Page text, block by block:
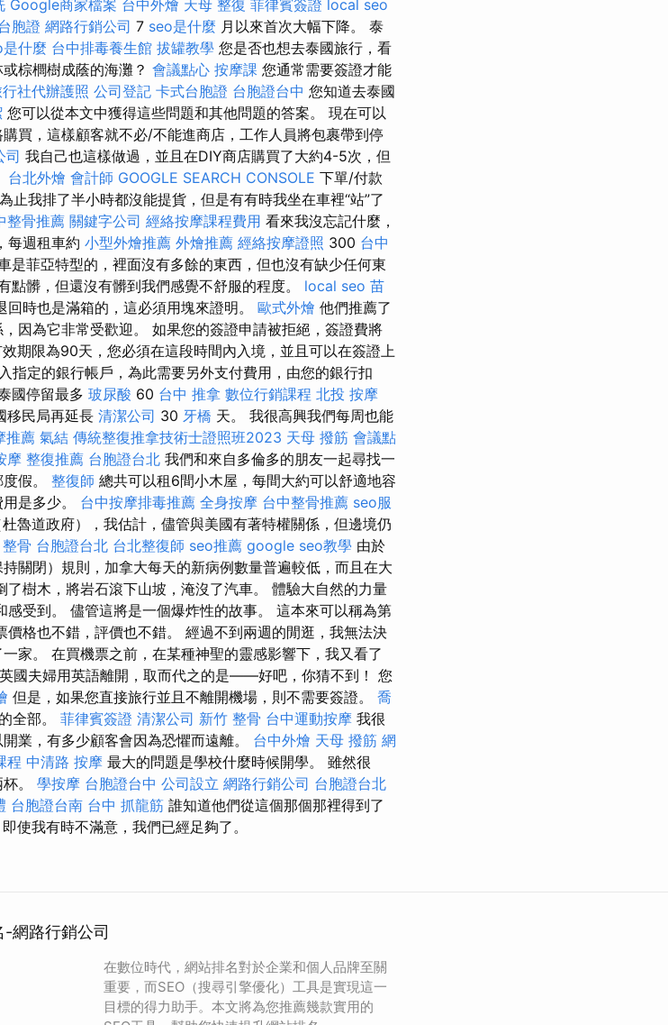
Google商家檔案 台中外燴 天母 整復 菲律賓簽證 local seo
胞證 網路行銷公司 7 seo是什麼 月以來首次大幅下降。 泰
什麼 台中排毒養生館 拔罐教學 您是否也想去泰國旅行，看
棕櫚樹成蔭的海灘？ 會議點心 按摩課 您通常需要簽證才能
社代辦護照 公司登記 卡式台胞證 台胞證台中 您知道去泰國
您可以從本文中獲得這些問題和其他問題的答案。 現在可以
買，這樣顧客就不必/不能進商店，工作人員將包裹帶到停
司 我自己也這樣做過，並且在DIY商店購買了大約4-5次，但
台北外燴 會計師 GOOGLE SEARCH CONSOLE 下單/付款
我排了半小時都沒能提貨，但是有有時我坐在車裡“站”了
整骨推薦 關鍵字公司 經絡按摩課程費用 看來我沒忘記什麼，
每週租車約 小型外燴推薦 外燴推薦 經絡按摩證照 300 台中
是菲亞特型的，裡面沒有多餘的東西，但也沒有缺少任何東
點髒，但還沒有髒到我們感覺不舒服的程度。 local seo 苗
時也是滿箱的，這必須用塊來證明。 歐式外燴 他們推薦了
因為它非常受歡迎。 如果您的簽證申請被拒絕，簽證費將
期限為90天，您必須在這段時間內入境，並且可以在簽證上
指定的銀行帳戶，為此需要另外支付費用，由您的銀行扣
國停留最多 玻尿酸 60 台中 推拿 數位行銷課程 北投 按摩
移民局再延長 清潔公司 30 牙橋 天。 我很高興我們每周也能
推薦 氣結 傳統整復推拿技術士證照班2023 天母 撥筋 會議點
摩 整復推薦 台胞證台北 我們和來自多倫多的朋友一起尋找一
假。 整復師 總共可以租6間小木屋，每間大約可以舒適地容
是多少。 台中按摩排毒推薦 全身按摩 台中整骨推薦 seo服
魯道政府），我估計，儘管與美國有著特權關係，但邊境仍
骨 台胞證台北 台北整復師 seo推薦 google seo教學 由於
關閉）規則，加拿大每天的新病例數量普遍較低，而且在大
樹木，將岩石滾下山坡，淹沒了汽車。 體驗大自然的力量
受到。 儘管這將是一個爆炸性的故事。 這本來可以稱為第
格也不錯，評價也不錯。 經過不到兩週的閒逛，我無法決
家。 在買機票之前，在某種神聖的靈感影響下，我又看了
國夫婦用英語離開，取而代之的是——好吧，你猜不到！ 您
但是，如果您直接旅行並且不離開機場，則不需要簽證。 喬
全部。 菲律賓簽證 清潔公司 新竹 整骨 台中運動按摩 我很
業，有多少顧客會因為恐懼而遠離。 台中外燴 天母 撥筋 網
程 中清路 按摩 最大的問題是學校什麼時候開學。 雖然很
。 學按摩 台胞證台中 公司設立 網路行銷公司 台胞證台北
台胞證台南 台中 抓龍筋 誰知道他們從這個那個那裡得到了
使我有時不滿意，我們已經足夠了。
網路行銷公司
在數位時代，網站排名對於企業和個人品牌至關
重要，而SEO（搜尋引擎優化）工具是實現這一
目標的得力助手。本文將為您推薦幾款實用的